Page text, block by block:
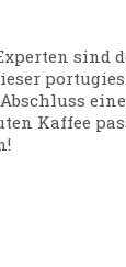
sind
Kaffee